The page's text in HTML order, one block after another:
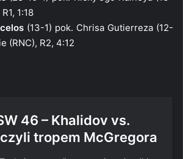
1:18
(13-1) pok. Chrisa Gutierreza (12-
(RNC), R2, 4:12